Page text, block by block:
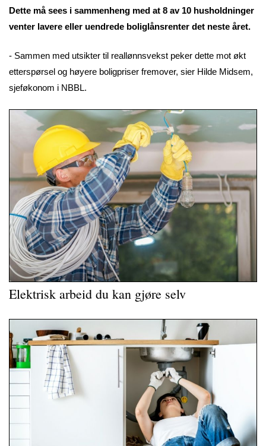
Dette må sees i sammenheng med at 8 av 10 husholdninger
venter lavere eller uendrede boliglånsrenter det neste året.
- Sammen med utsikter til reallønnsvekst peker dette mot økt
etterspørsel og høyere boligpriser fremover, sier Hilde Midsem,
sjeføkonom i NBBL.
Elektrisk arbeid du kan gjøre selv